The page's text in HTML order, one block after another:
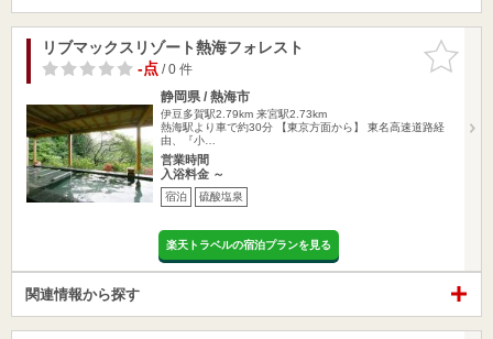
お気に入
りに追加
リブマックスリゾート熱海フォレスト
-点/ 0 件
静岡県 / 熱海市
伊豆多賀駅2.79km 来宮駅2.73km
熱海駅より車で約30分 【東京方面から】 東名高速道路経
由、『小…
営業時間
入浴料金 ～
宿泊 硫酸塩泉
楽天トラベルの宿泊プランを見る
関連情報から探す